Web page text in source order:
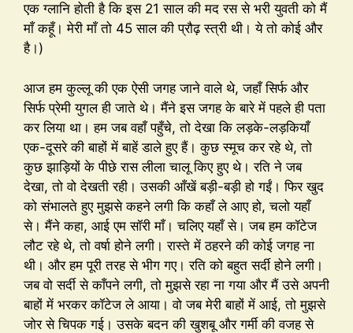
एक ग्लानि होती है कि इस 21 साल की मद रस से भरी युवती को मैं
माँ कहूँ। मेरी माँ तो 45 साल की प्रौढ़ स्त्री थी। ये तो कोई और
है।)
आज हम कुल्लू की एक ऐसी जगह जाने वाले थे, जहाँ सिर्फ और
सिर्फ प्रेमी युगल ही जाते थे। मैंने इस जगह के बारे में पहले ही पता
कर लिया था। हम जब वहाँ पहुँचे, तो देखा कि लड़के-लड़कियाँ
एक-दूसरे की बाहों में बाहें डाले हुए हैं। कुछ स्मूच कर रहे थे, तो
कुछ झाड़ियों के पीछे रास लीला चालू किए हुए थे। रति ने जब
देखा, तो वो देखती रही। उसकी आँखें बड़ी-बड़ी हो गईं। फिर खुद
को संभालते हुए मुझसे कहने लगी कि कहाँ ले आए हो, चलो यहाँ
से। मैंने कहा, आई एम सॉरी माँ। चलिए यहाँ से। जब हम कॉटेज
लौट रहे थे, तो वर्षा होने लगी। रास्ते में ठहरने की कोई जगह ना
थी। और हम पूरी तरह से भीग गए। रति को बहुत सर्दी होने लगी।
जब वो सर्दी से काँपने लगी, तो मुझसे रहा ना गया और मैं उसे अपनी
बाहों में भरकर कॉटेज ले आया। वो जब मेरी बाहों में आई, तो मुझसे
जोर से चिपक गई। उसके बदन की खुशबू और गर्मी की वजह से